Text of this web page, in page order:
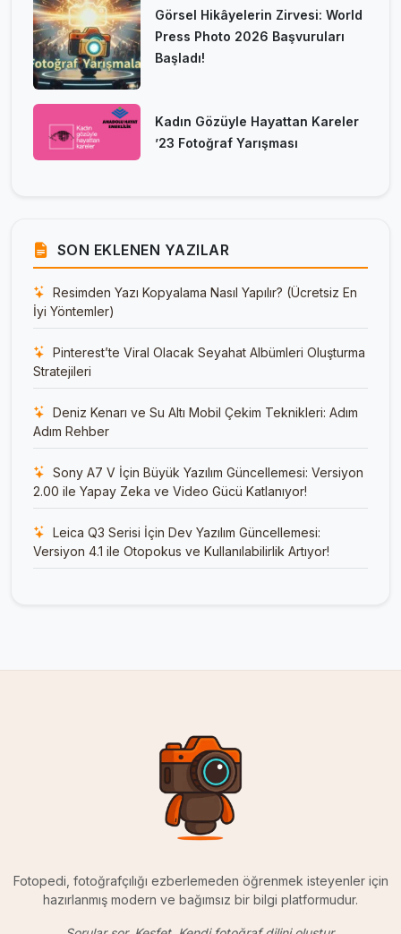
Görsel Hikâyelerin Zirvesi: World
Press Photo 2026 Başvuruları
Başladı!
Kadın Gözüyle Hayattan Kareler
’23 Fotoğraf Yarışması
SON EKLENEN YAZILAR
Resimden Yazı Kopyalama Nasıl Yapılır? (Ücretsiz En
İyi Yöntemler)
Pinterest’te Viral Olacak Seyahat Albümleri Oluşturma
Stratejileri
Deniz Kenarı ve Su Altı Mobil Çekim Teknikleri: Adım
Adım Rehber
Sony A7 V İçin Büyük Yazılım Güncellemesi: Versiyon
2.00 ile Yapay Zeka ve Video Gücü Katlanıyor!
Leica Q3 Serisi İçin Dev Yazılım Güncellemesi:
Versiyon 4.1 ile Otopokus ve Kullanılabilirlik Artıyor!
Fotopedi, fotoğrafçılığı ezberlemeden öğrenmek isteyenler için
hazırlanmış modern ve bağımsız bir bilgi platformudur.